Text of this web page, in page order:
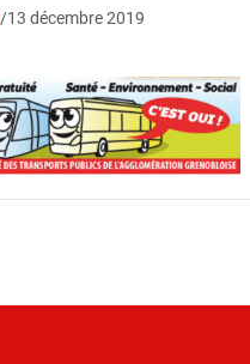
/13 décembre 2019